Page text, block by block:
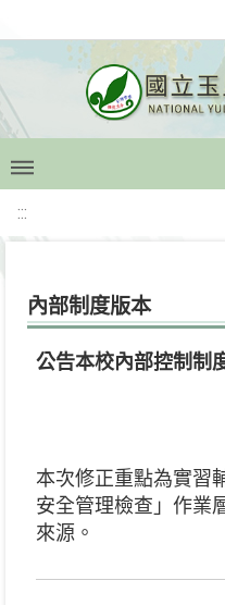
:::
內部制度版本
公告本校內部控制制
本次修正重點為實習
安全管理檢查」作業
來源。